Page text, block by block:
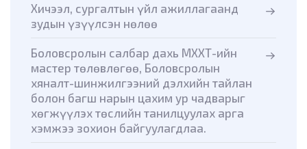
Хичээл, сургалтын үйл ажиллагаанд
зудын үзүүлсэн нөлөө
Боловсролын салбар дахь МХХТ-ийн
мастер төлөвлөгөө, Боловсролын
хяналт-шинжилгээний дэлхийн тайлан
болон багш нарын цахим ур чадварыг
хөгжүүлэх төслийн танилцуулах арга
хэмжээ зохион байгуулагдлаа.